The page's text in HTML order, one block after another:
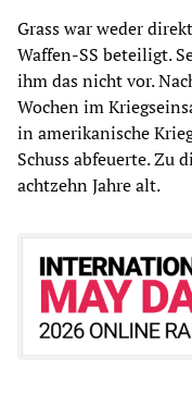
Grass war weder
Waffen-SS beteiligt.
ihm das nicht vor.
Wochen im
in amerikanische
Schuss abfeuerte. Zu
achtzehn Jahre alt.